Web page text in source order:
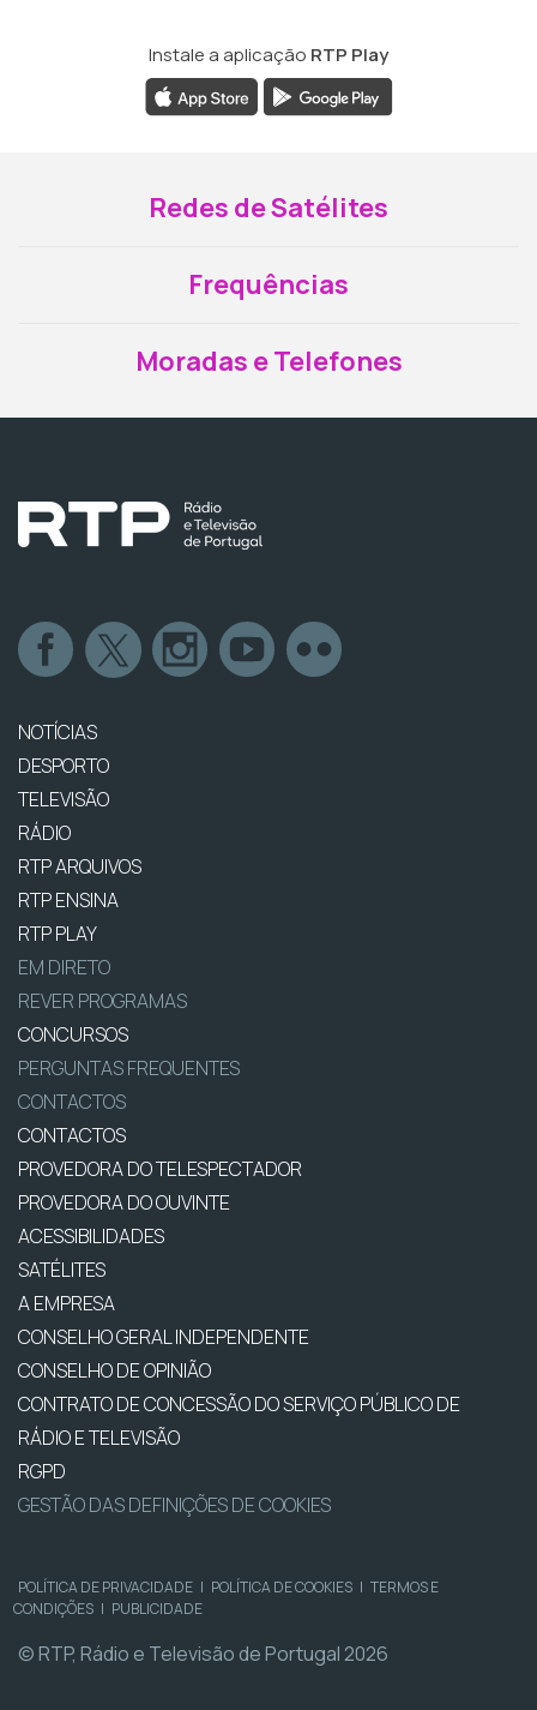
Instale a aplicação RTP Play
Redes de Satélites
Frequências
Moradas e Telefones
NOTÍCIAS
DESPORTO
TELEVISÃO
RÁDIO
RTP ARQUIVOS
RTP ENSINA
RTP PLAY
EM DIRETO
REVER PROGRAMAS
CONCURSOS
PERGUNTAS FREQUENTES
CONTACTOS
CONTACTOS
PROVEDORA DO TELESPECTADOR
PROVEDORA DO OUVINTE
ACESSIBILIDADES
SATÉLITES
A EMPRESA
CONSELHO GERAL INDEPENDENTE
CONSELHO DE OPINIÃO
CONTRATO DE CONCESSÃO DO SERVIÇO PÚBLICO DE
RÁDIO E TELEVISÃO
RGPD
GESTÃO DAS DEFINIÇÕES DE COOKIES
POLÍTICA DE PRIVACIDADE | POLÍTICA DE COOKIES | TERMOS E
CONDIÇÕES | PUBLICIDADE
© RTP, Rádio e Televisão de Portugal 2026